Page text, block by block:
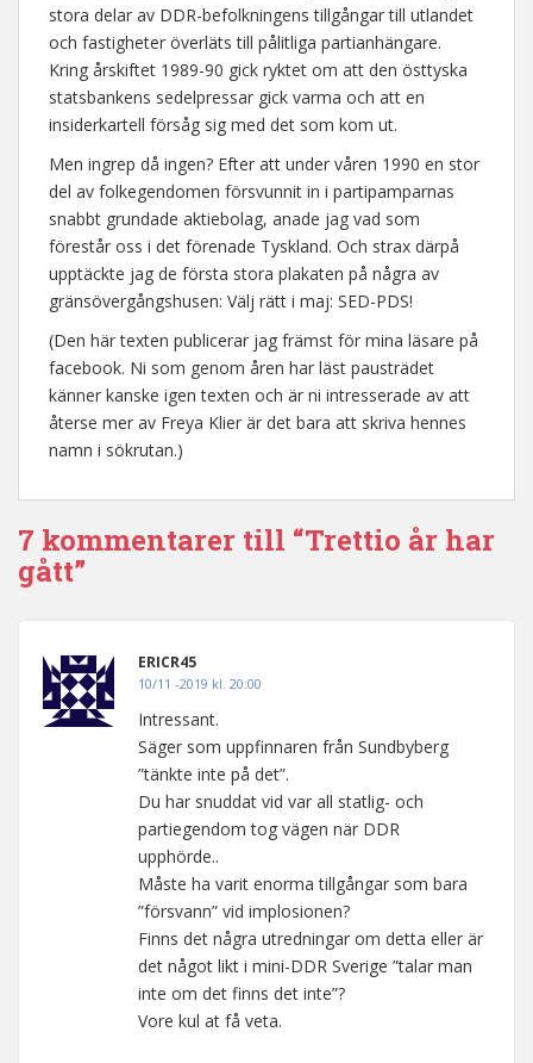
stora delar av DDR-befolkningens tillgångar till utlandet
och fastigheter överläts till pålitliga partianhängare.
Kring årskiftet 1989-90 gick ryktet om att den östtyska
statsbankens sedelpressar gick varma och att en
insiderkartell försåg sig med det som kom ut.
Men ingrep då ingen? Efter att under våren 1990 en stor
del av folkegendomen försvunnit in i partipamparnas
snabbt grundade aktiebolag, anade jag vad som
förestår oss i det förenade Tyskland. Och strax därpå
upptäckte jag de första stora plakaten på några av
gränsövergångshusen: Välj rätt i maj: SED-PDS!
(Den här texten publicerar jag främst för mina läsare på
facebook. Ni som genom åren har läst pausträdet
känner kanske igen texten och är ni intresserade av att
återse mer av Freya Klier är det bara att skriva hennes
namn i sökrutan.)
7 kommentarer till “Trettio år har
gått”
ERICR45
10/11 -2019 kl. 20:00
Intressant.
Säger som uppfinnaren från Sundbyberg
”tänkte inte på det”.
Du har snuddat vid var all statlig- och
partiegendom tog vägen när DDR
upphörde..
Måste ha varit enorma tillgångar som bara
”försvann” vid implosionen?
Finns det några utredningar om detta eller är
det något likt i mini-DDR Sverige ”talar man
inte om det finns det inte”?
Vore kul at få veta.